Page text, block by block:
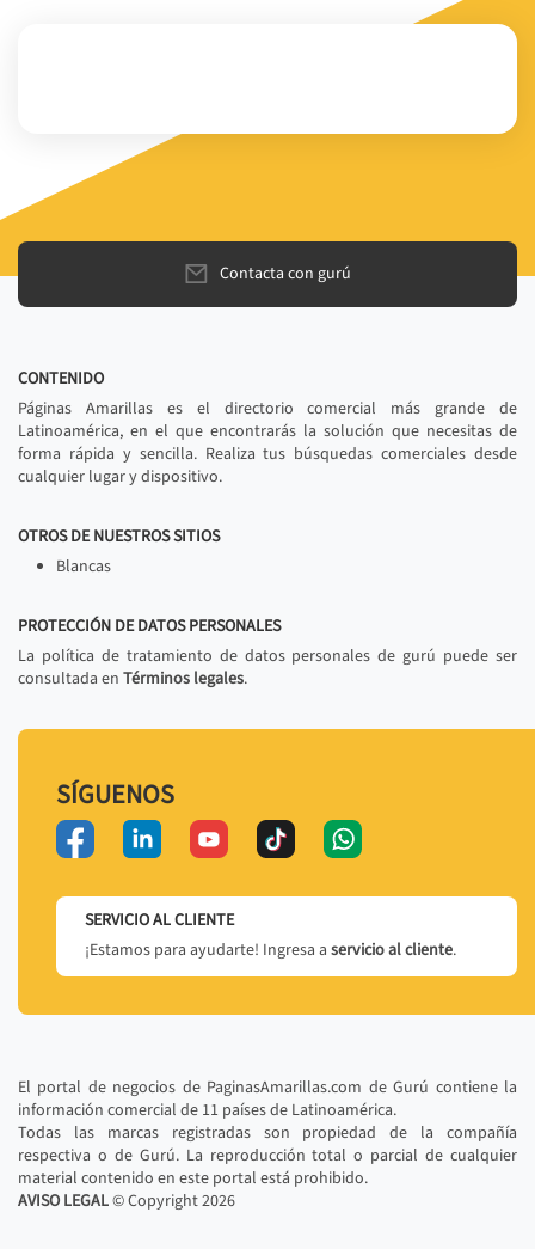
Contacta con gurú
CONTENIDO
Páginas Amarillas es el directorio comercial más grande de
Latinoamérica, en el que encontrarás la solución que necesitas de
forma rápida y sencilla. Realiza tus búsquedas comerciales desde
cualquier lugar y dispositivo.
OTROS DE NUESTROS SITIOS
Blancas
PROTECCIÓN DE DATOS PERSONALES
La política de tratamiento de datos personales de gurú puede ser
consultada en Términos legales.
SÍGUENOS
SERVICIO AL CLIENTE
¡Estamos para ayudarte! Ingresa a servicio al cliente.
El portal de negocios de PaginasAmarillas.com de Gurú contiene la
información comercial de 11 países de Latinoamérica.
Todas las marcas registradas son propiedad de la compañía
respectiva o de Gurú. La reproducción total o parcial de cualquier
material contenido en este portal está prohibido.
AVISO LEGAL© Copyright2026